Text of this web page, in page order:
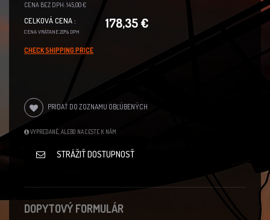
CENA BEZ DPH: 145,00 €
CELKOVÁ CENA :
CENA VRÁTANE 20% DPH
178,35 €
CHECK SHIPPING PRICE
PRIDAŤ DO ZOZNAMU OBĽÚBENÝCH
VYPREDANÉ, ALEBO NA CESTE K NÁM
STRÁŽIŤ DOSTUPNOSŤ
DOPYTOVÝ FORMULÁR